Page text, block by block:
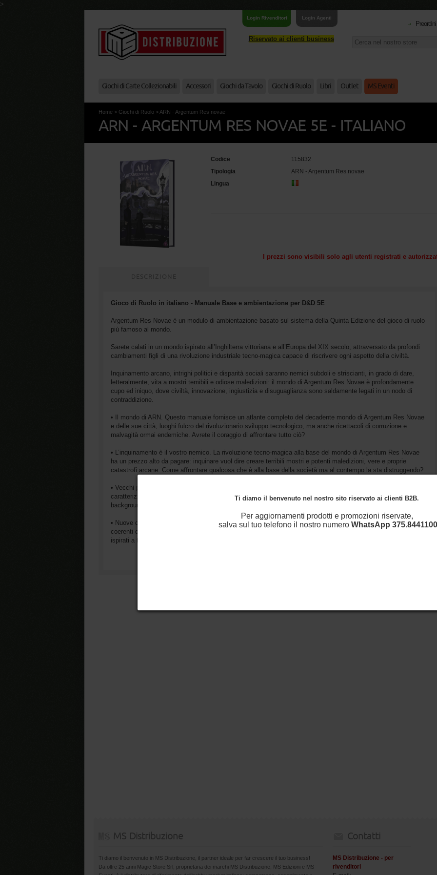
>
Ti diamo il benvenuto nel nostro sito riservato ai clienti B2B.
Per aggiornamenti prodotti e promozioni riservate,
salva sul tuo telefono il nostro numero WhatsApp 375.8441100‬
Login Rivenditori Login Agenti
Riservato ai clienti business
Preordini
Giochi di Carte Collezionabili Accessori Giochi da Tavolo Giochi di Ruolo Libri Outlet MS Eventi
Home > Giochi di Ruolo > ARN - Argentum Res novae
ARN - ARGENTUM RES NOVAE 5E - ITALIANO
Codice
115832
Tipologia
ARN - Argentum Res novae
Lingua
I prezzi sono visibili solo agli utenti registrati e
Gioco di Ruolo in italiano - Manuale Base e ambientazione per D&D 5E
Argentum Res Novae è un modulo di ambientazione basato sul sistema della Quinta Edizione del gioco di ruolo
più famoso al mondo.
Sarete calati in un mondo ispirato all’Inghilterra vittoriana e all’Europa del XIX secolo, attraversato da profondi
cambiamenti figli di una rivoluzione industriale tecno-magica capace di riscrivere ogni aspetto della civiltà.
Inquinamento arcano, intrighi politici e disparità sociali saranno nemici subdoli e striscianti, in grado di dare,
letteralmente, vita a mostri temibili e odiose maledizioni: il mondo di Argentum Res Novae è profondamente
cupo ed iniquo, dove civiltà, innovazione, ingiustizia e disuguaglianza sono saldamente legati in un nodo di
contraddizione.
• Il mondo di ARN. Questo manuale fornisce un atlante completo del decadente mondo di Argentum Res Novae
e delle sue città, luoghi fulcro del rivoluzionario sviluppo tecnologico, ma anche ricettacoli di corruzione e
malvagità ormai endemiche. Avrete il coraggio di affrontare tutto ciò?
• L’inquinamento è il vostro nemico. La rivoluzione tecno-magica alla base del mondo di Argentum Res Novae
ha un prezzo alto da pagare: inquinare vuol dire creare terribili mostri e potenti maledizioni, vere e proprie
catastrofi arcane. Come affrontare qualcosa che è alla base della società ma al contempo la sta distruggendo?
• Vecchi popoli, nuovi approcci. I popoli che abitano il mondo di ARN vi saranno subito riconoscibili, ma
caratterizzati dalle unicità che contraddistinguono il mondo di ARN. All’interno del manuale troverete anche nuovi
background per definire al meglio i personaggi che andrete a giocare.
• Nuove classi. Include nuove classi ispirate a quelle della Quinta Edizione ma rielaborate e riadattate per esser
coerenti con il periodo storico a cui il mondo di ARN è ispirato. Ogni classe disporrà di peculiarità e archetipi,
ispirati a figure dell’immaginario e della letteratura del periodo.
MS Distribuzione
Ti diamo il benvenuto in MS Distribuzione, il partner ideale per far crescere il tuo business!
Da oltre 25 anni Magic Store Srl, proprietaria dei marchi MS Distribuzione, MS Edizioni e MS
Contatti
MS Distribuzione - per
rivenditori